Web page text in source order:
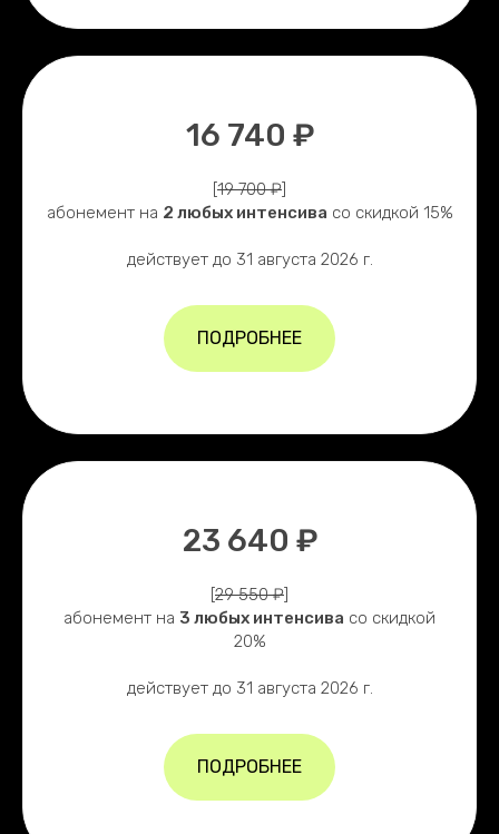
16 740 ₽
[19 700 ₽]
абонемент на 2 любых интенсива со скидкой 15%
действует до 31 августа 2026 г.
ПОДРОБНЕЕ
23 640 ₽
[29 550 ₽]
абонемент на 3 любых интенсива со скидкой
20%
действует до 31 августа 2026 г.
ПОДРОБНЕЕ